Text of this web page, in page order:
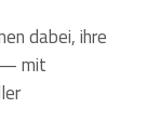
dabei, ihre
— mit